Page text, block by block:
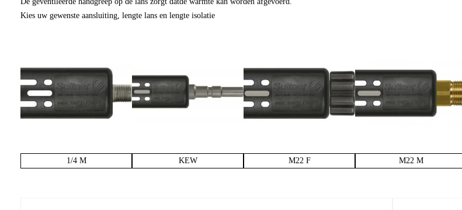
Kies uw gewenste aansluiting, lengte lans en lengte isolatie
1/4 M KEW M22 F M22 M